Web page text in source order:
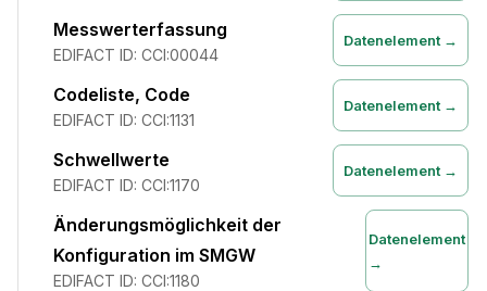
Messwerterfassung
EDIFACT ID: CCI:00044
Datenelement →
Codeliste, Code
EDIFACT ID: CCI:1131
Datenelement →
Schwellwerte
EDIFACT ID: CCI:1170
Datenelement →
Änderungsmöglichkeit der
Konfiguration im SMGW
EDIFACT ID: CCI:1180
Datenelement
→